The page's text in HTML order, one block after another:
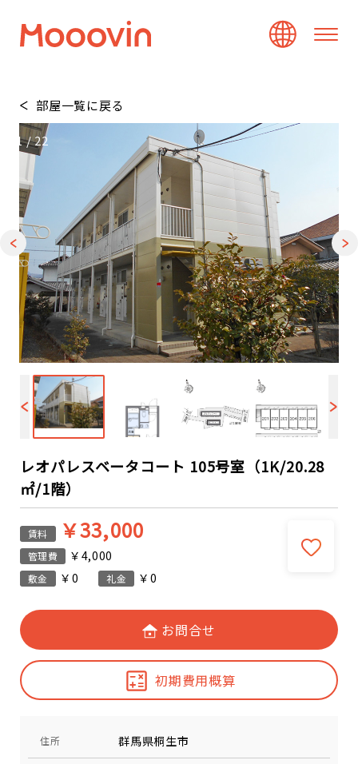
部屋一覧に戻る
1/22
レオパレスベータコート 105号室（1K/20.28
㎡/1階）
賃料 ￥33,000
管理費 ￥4,000
敷金 ￥0 礼金 ￥0
お問合せ
初期費用概算
住所 群馬県桐生市